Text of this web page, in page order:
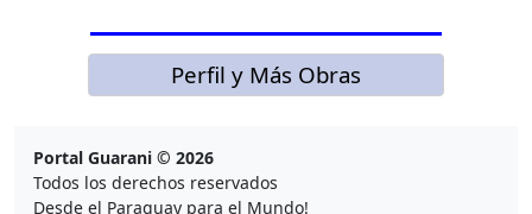
Perfil y Más Obras
Portal Guarani © 2026
Todos los derechos reservados
Desde el Paraguay para el Mundo!